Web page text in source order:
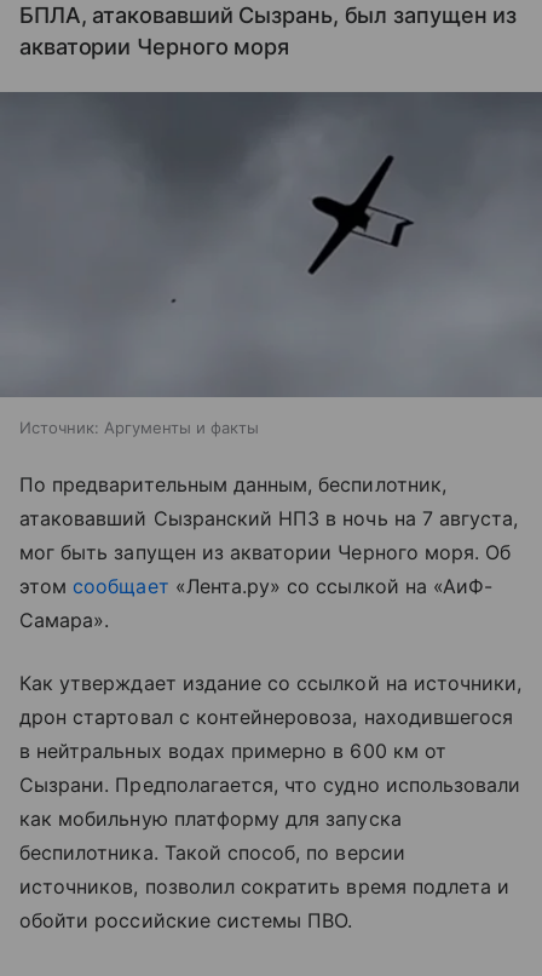
БПЛА, атаковавший Сызрань, был запущен из
акватории Черного моря
Источник: Аргументы и факты
По предварительным данным, беспилотник,
атаковавший Сызранский НПЗ в ночь на 7 августа,
мог быть запущен из акватории Черного моря. Об
этом сообщает «Лента.ру» со ссылкой на «АиФ-
Самара».
Как утверждает издание со ссылкой на источники,
дрон стартовал с контейнеровоза, находившегося
в нейтральных водах примерно в 600 км от
Сызрани. Предполагается, что судно использовали
как мобильную платформу для запуска
беспилотника. Такой способ, по версии
источников, позволил сократить время подлета и
обойти российские системы ПВО.